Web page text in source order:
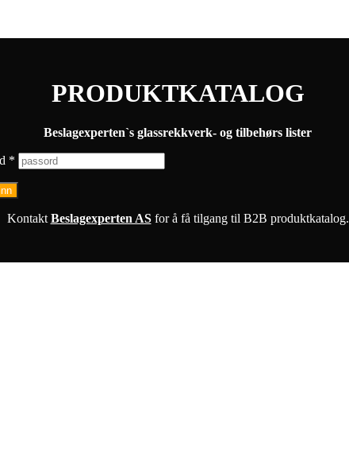
PRODUKTKATALOG
Beslagexperten`s glassrekkverk- og tilbehørs lister
*
Kontakt Beslagexperten ASfor å få tilgang til B2B produktkatalog.